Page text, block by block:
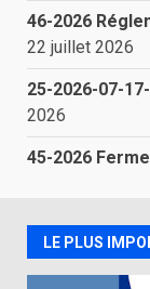
46-2026
22 juillet 2026
25-2026-07-
2026
45-2026
LE PLUS